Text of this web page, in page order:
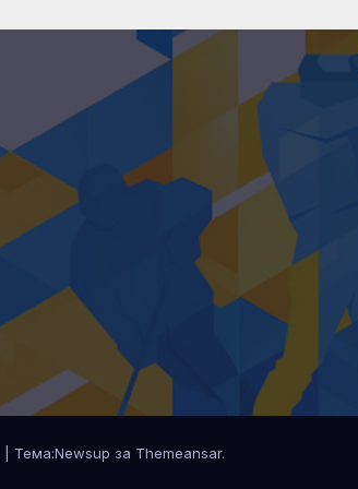
Тема:Newsup за Themeansar.